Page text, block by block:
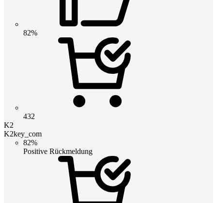
82%
432
K2
K2key_com
82%
Positive Rückmeldung